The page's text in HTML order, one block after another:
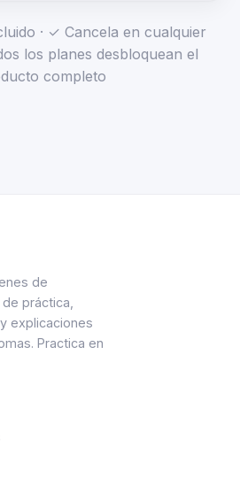
· ✓ Cancela en cualquier
los planes desbloquean el
completo
de
práctica,
explicaciones
Practica en